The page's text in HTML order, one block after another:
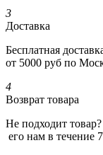
3
Доставка
Бесплатная
от 5000 руб по
4
Возврат товара
Не подходит
его нам в течение